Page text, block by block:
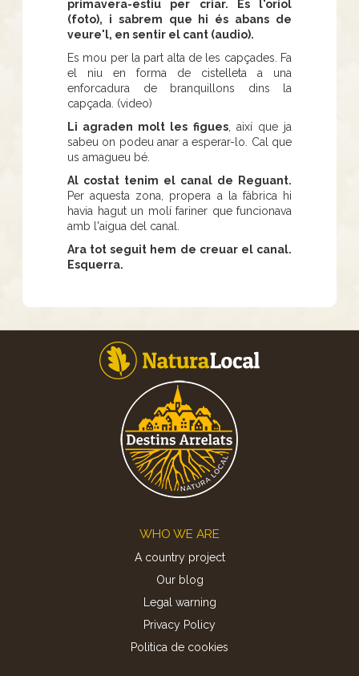
primavera-estiu per criar. És l'oriol
(foto), i sabrem que hi és abans de
veure'l, en sentir el cant (audio).
Es mou per la part alta de les capçades. Fa
el niu en forma de cistelleta a una
enforcadura de branquillons dins la
capçada. (video)
Li agraden molt les figues, així que ja
sabeu on podeu anar a esperar-lo. Cal que
us amagueu bé.
Al costat tenim el canal de Reguant.
Per aquesta zona, propera a la fàbrica hi
havia hagut un molí fariner que funcionava
amb l'aigua del canal.
Ara tot seguit hem de creuar el canal.
Esquerra.
WHO WE ARE
A country project
Our blog
Legal warning
Privacy Policy
Politica de cookies